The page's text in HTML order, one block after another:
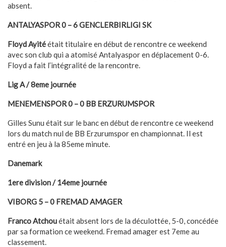
absent.
ANTALYASPOR 0 – 6 GENCLERBIRLIGI SK
Floyd Ayitéétait titulaire en début de rencontre ce weekend
avec son club qui a atomisé Antalyaspor en déplacement 0-6.
Floyd a fait l’intégralité de la rencontre.
Lig A / 8eme journée
MENEMENSPOR 0 – 0 BB ERZURUMSPOR
Gilles Sunu était sur le banc en début de rencontre ce weekend
lors du match nul de BB Erzurumspor en championnat. Il est
entré en jeu à la 85eme minute.
Danemark
1ere division / 14eme journée
VIBORG 5 – 0 FREMAD AMAGER
Franco Atchouétait absent lors de la déculottée, 5-0, concédée
par sa formation ce weekend. Fremad amager est 7eme au
classement.